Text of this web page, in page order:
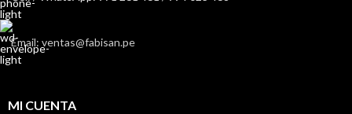
Email: ventas@fabisan.pe
MI CUENTA